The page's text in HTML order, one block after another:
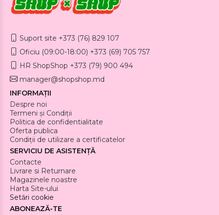
Suport site +373 (76) 829 107
Oficiu (09:00-18:00) +373 (69) 705 757
HR ShopShop +373 (79) 900 494
manager@shopshop.md
INFORMAȚII
Despre noi
Termeni și Condiții
Politica de confidentialitate
Oferta publica
Condiții de utilizare a certificatelor
SERVICIU DE ASISTENȚĂ
Contacte
Livrare si Returnare
Magazinele noastre
Harta Site-ului
Setări cookie
ABONEAZĂ-TE